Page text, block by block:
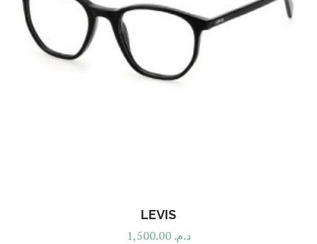
LEVIS
د.م. 1,500.00